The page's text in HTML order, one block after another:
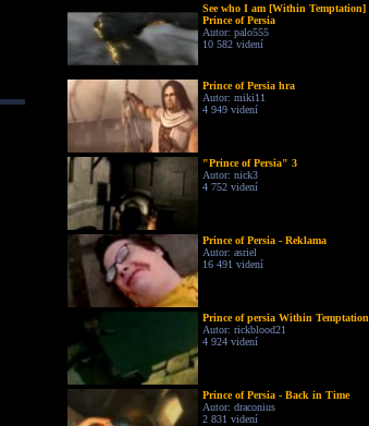
See who I am [Within Temptation]
Prince of Persia
Autor: palo555
10 582 videní
Prince of Persia hra
Autor: miki11
4 949 videní
"Prince of Persia" 3
Autor: nick3
4 752 videní
Prince of Persia - Reklama
Autor: asriel
16 491 videní
Prince of persia Within Temptation
Autor: rickblood21
4 924 videní
Prince of Persia - Back in Time
Autor: draconius
2 831 videní